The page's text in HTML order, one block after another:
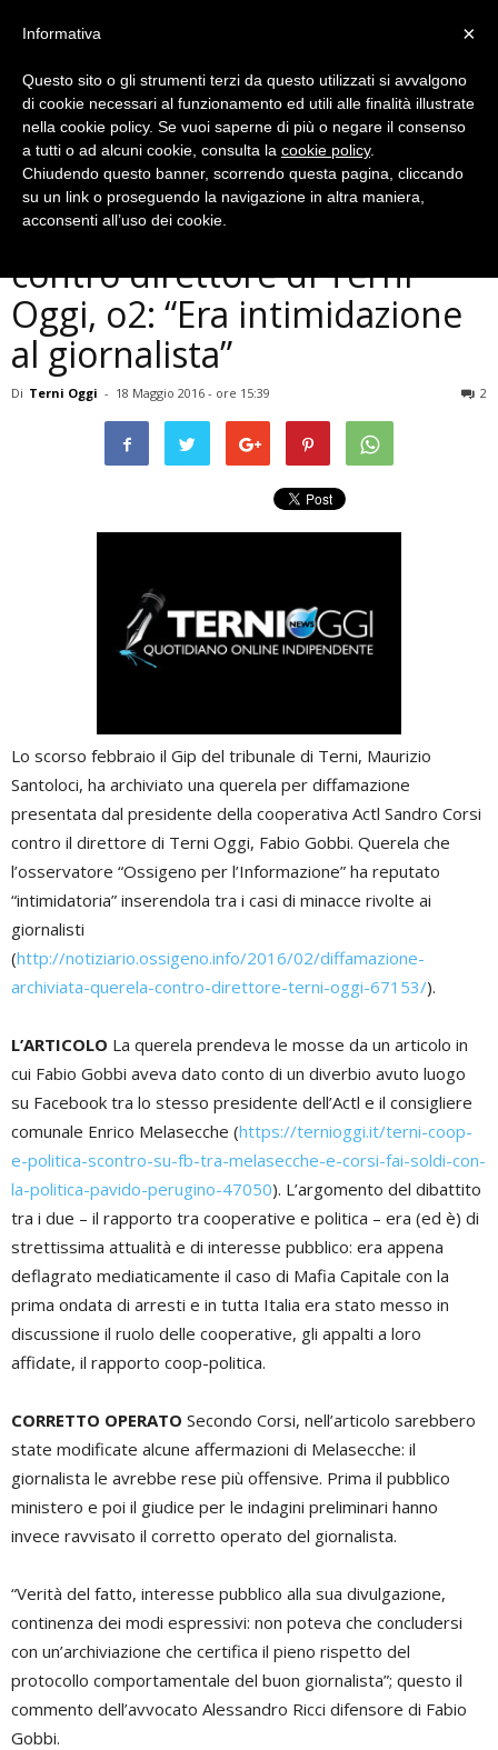
Cronaca
Archiviata querela di Corsi
contro direttore di Terni
Oggi, o2: “Era intimidazione
al giornalista”
Di Terni Oggi - 18 Maggio 2016 - ore 15:39 2
Lo scorso febbraio il Gip del tribunale di Terni, Maurizio
Santoloci, ha archiviato una querela per diffamazione
presentata dal presidente della cooperativa Actl Sandro Corsi
contro il direttore di Terni Oggi, Fabio Gobbi. Querela che
l’osservatore “Ossigeno per l’Informazione” ha reputato
“intimidatoria” inserendola tra i casi di minacce rivolte ai
giornalisti
(http://notiziario.ossigeno.info/2016/02/diffamazione-
archiviata-querela-contro-direttore-terni-oggi-67153/).
L’ARTICOLO La querela prendeva le mosse da un articolo in
cui Fabio Gobbi aveva dato conto di un diverbio avuto luogo
su Facebook tra lo stesso presidente dell’Actl e il consigliere
comunale Enrico Melasecche (https://ternioggi.it/terni-coop-
e-politica-scontro-su-fb-tra-melasecche-e-corsi-fai-soldi-con-
la-politica-pavido-perugino-47050). L’argomento del dibattito
tra i due – il rapporto tra cooperative e politica – era (ed è) di
strettissima attualità e di interesse pubblico: era appena
deflagrato mediaticamente il caso di Mafia Capitale con la
prima ondata di arresti e in tutta Italia era stato messo in
discussione il ruolo delle cooperative, gli appalti a loro
affidate, il rapporto coop-politica.
CORRETTO OPERATO Secondo Corsi, nell’articolo sarebbero
state modificate alcune affermazioni di Melasecche: il
giornalista le avrebbe rese più offensive. Prima il pubblico
ministero e poi il giudice per le indagini preliminari hanno
invece ravvisato il corretto operato del giornalista.
“Verità del fatto, interesse pubblico alla sua divulgazione,
continenza dei modi espressivi: non poteva che concludersi
con un’archiviazione che certifica il pieno rispetto del
protocollo comportamentale del buon giornalista”; questo il
commento dell’avvocato Alessandro Ricci difensore di Fabio
Gobbi.
×
Informativa
Questo sito o gli strumenti terzi da questo utilizzati si avvalgono
di cookie necessari al funzionamento ed utili alle finalità illustrate
nella cookie policy. Se vuoi saperne di più o negare il consenso
a tutti o ad alcuni cookie, consulta la cookie policy.
Chiudendo questo banner, scorrendo questa pagina, cliccando
su un link o proseguendo la navigazione in altra maniera,
acconsenti all’uso dei cookie.